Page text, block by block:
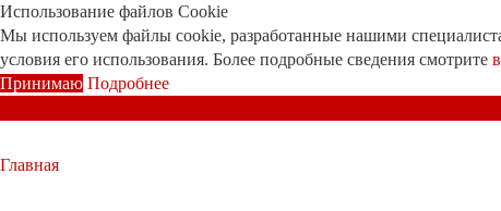
Использование файлов Cookie
Мы используем файлы cookie, разработанные нашими
условия его использования. Более подробные сведения смотрите
Принимаю Подробнее
Главная